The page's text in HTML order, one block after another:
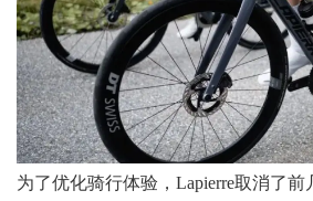
为了优化骑行体验，Lapierre取消了